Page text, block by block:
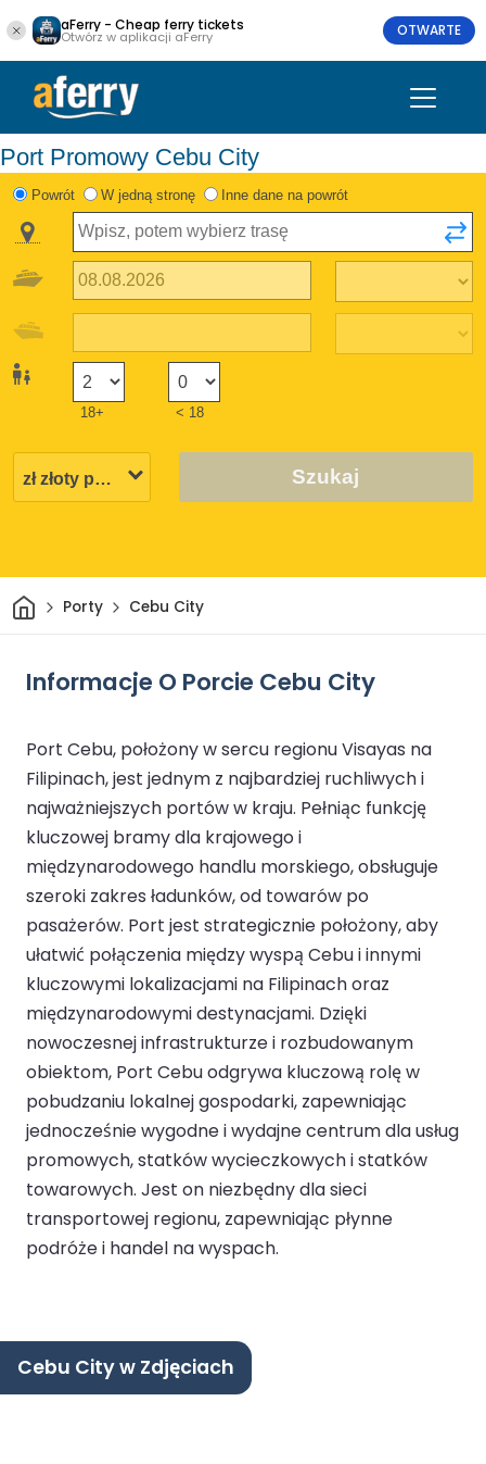
aFerry - Cheap ferry tickets
Otwórz w aplikacji aFerry OTWARTE
Port Promowy Cebu City
Powrót W jedną stronę Inne dane na powrót
18+ < 18
Szukaj
DomPorty Cebu City
Informacje O Porcie Cebu City
Port Cebu, położony w sercu regionu Visayas na
Filipinach, jest jednym z najbardziej ruchliwych i
najważniejszych portów w kraju. Pełniąc funkcję
kluczowej bramy dla krajowego i
międzynarodowego handlu morskiego, obsługuje
szeroki zakres ładunków, od towarów po
pasażerów. Port jest strategicznie położony, aby
ułatwić połączenia między wyspą Cebu i innymi
kluczowymi lokalizacjami na Filipinach oraz
międzynarodowymi destynacjami. Dzięki
nowoczesnej infrastrukturze i rozbudowanym
obiektom, Port Cebu odgrywa kluczową rolę w
pobudzaniu lokalnej gospodarki, zapewniając
jednocześnie wygodne i wydajne centrum dla usług
promowych, statków wycieczkowych i statków
towarowych. Jest on niezbędny dla sieci
transportowej regionu, zapewniając płynne
podróże i handel na wyspach.
Cebu City w Zdjęciach